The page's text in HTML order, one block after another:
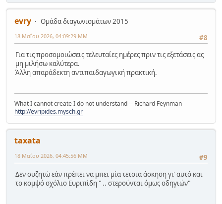
evry
Ομάδα διαγωνισμάτων 2015
#8
18 Μαΐου 2026, 04:09:29 ΜΜ
Για τις προσομοιώσεις τελευταίες ημέρες πριν τις εξετάσεις ας
μη μιλήσω καλύτερα.
Άλλη απαράδεκτη αντιπαιδαγωγική πρακτική.
What I cannot create I do not understand -- Richard Feynman
http://evripides.mysch.gr
taxata
#9
18 Μαΐου 2026, 04:45:56 ΜΜ
Δεν συζητώ εάν πρέπει να μπει μία τετοια άσκηση γι' αυτό και
το κομψό σχόλιο Ευριπίδη " .. στερούνται όμως οδηγιών"